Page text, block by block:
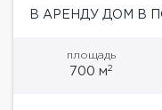
В АРЕНДУ ДОМ В
площадь
700 м2